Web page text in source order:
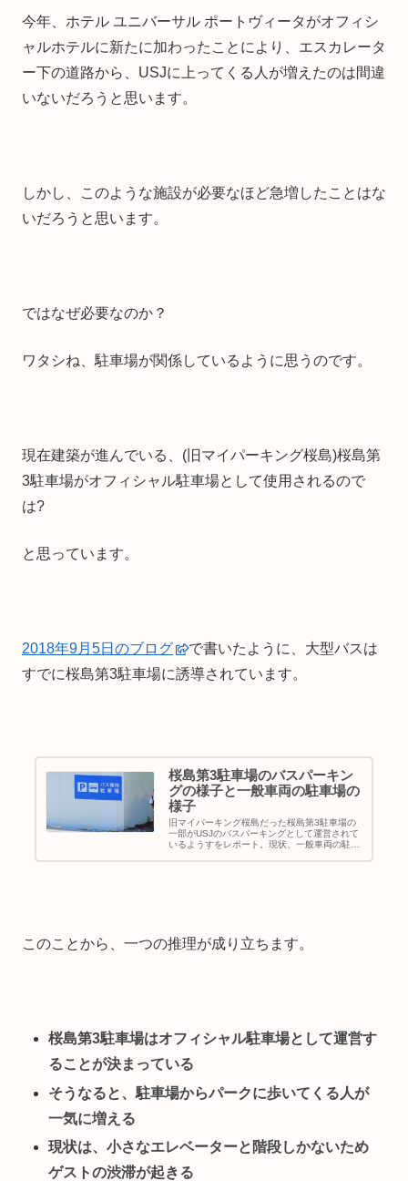
今年、ホテル ユニバーサル ポートヴィータがオフィシ
ャルホテルに新たに加わったことにより、エスカレータ
ー下の道路から、USJに上ってくる人が増えたのは間違
いないだろうと思います。
しかし、このような施設が必要なほど急増したことはな
いだろうと思います。
ではなぜ必要なのか？
ワタシね、駐車場が関係しているように思うのです。
現在建築が進んでいる、(旧マイパーキング桜島)桜島第
3駐車場がオフィシャル駐車場として使用されるので
は?
と思っています。
2018年9月5日のブログ
で書いたように、大型バスは
すでに桜島第3駐車場に誘導されています。
桜島第3駐車場のバスパーキン
グの様子と一般車両の駐車場の
様子
旧マイパーキング桜島だった桜島第3駐車場の
一部がUSJのバスパーキングとして運営されて
いるようすをレポート。現状、一般車両の駐車
このことから、一つの推理が成り立ちます。
桜島第3駐車場はオフィシャル駐車場として運営す
ることが決まっている
そうなると、駐車場からパークに歩いてくる人が
一気に増える
現状は、小さなエレベーターと階段しかないため
ゲストの渋滞が起きる